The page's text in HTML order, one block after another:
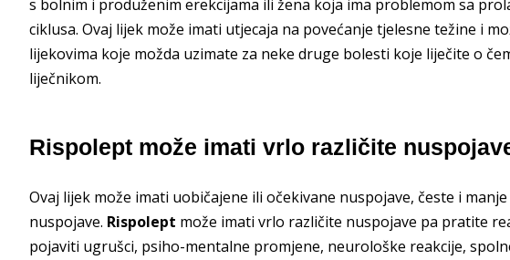
s bolnim i produženim erekcijama ili žena koja ima problemom sa
ciklusa. Ovaj lijek može imati utjecaja na povećanje tjelesne težine i
lijekovima koje možda uzimate za neke druge bolesti koje liječite o
liječnikom.
Rispolept može imati vrlo različite
Ovaj lijek može imati uobičajene ili očekivane nuspojave, česte i
nuspojave. Rispolept može imati vrlo različite nuspojave pa pratite
pojaviti ugrušci, psiho-mentalne promjene, neurološke reakcije,